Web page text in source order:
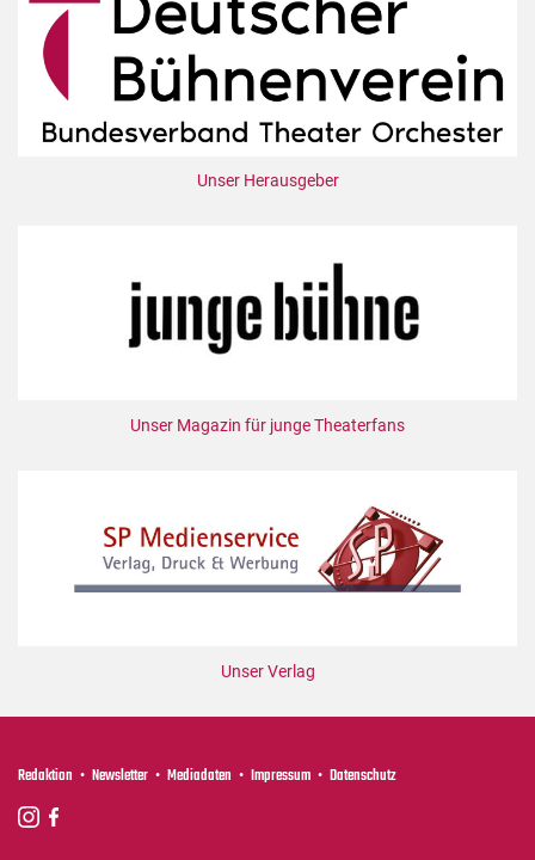
Unser Herausgeber
Unser Magazin für junge Theaterfans
Unser Verlag
Redaktion Newsletter Mediadaten Impressum Datenschutz